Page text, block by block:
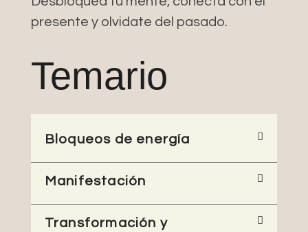
presente y olvidate del pasado.
Temario
Bloqueos de energía
Manifestación
Transformación y